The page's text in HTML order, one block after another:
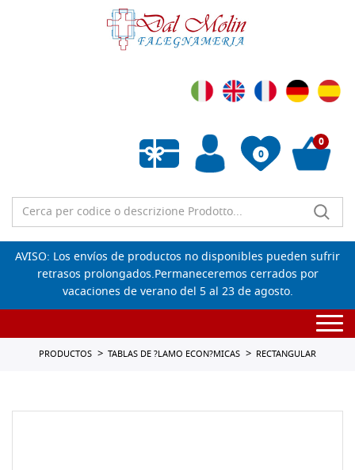
0
Lista de deseos vacía
0
AVISO: Los envíos de productos no disponibles pueden sufrir
retrasos prolongados.Permaneceremos cerrados por
vacaciones de verano del 5 al 23 de agosto.
PRODUCTOS TABLAS DE ?LAMO ECON?MICAS RECTANGULAR